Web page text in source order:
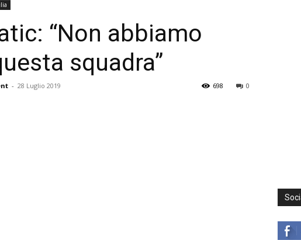
“Non abbiamo
squadra”
- 28 Luglio 2019 0
698